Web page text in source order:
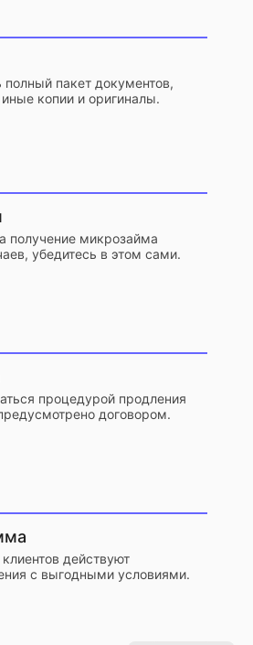
пакет документов,
копии и оригиналы.
получение микрозайма
убедитесь в этом сами.
процедурой продления
договором.
действуют
с выгодными условиями.